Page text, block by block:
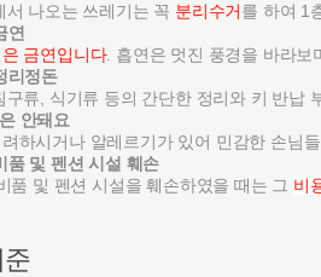
서 나오는 쓰레기는 꼭 분리수거를 하여 1
연
금연입니다. 흡연은 멋진 풍경을 바라보
리정돈
구류, 식기류 등의 간단한 정리와 키 반납
안돼요
하시거나 알레르기가 있어 민감한 손님
품 및 펜션 시설 훼손
품 및 펜션 시설을 훼손하였을 때는 그 비